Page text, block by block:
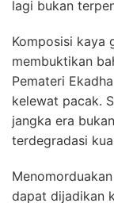
lagi bukan
Komposisi kaya
membuktikan
Pemateri
kelewat pacak.
jangka era
terdegradasi
dapat dijadikan